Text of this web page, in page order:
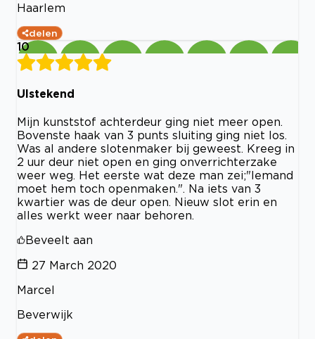
Haarlem
delen
10
UIstekend
Mijn kunststof achterdeur ging niet meer open.
Bovenste haak van 3 punts sluiting ging niet los.
Was al andere slotenmaker bij geweest. Kreeg in
2 uur deur niet open en ging onverrichterzake
weer weg. Het eerste wat deze man zei;"Iemand
moet hem toch openmaken.". Na iets van 3
kwartier was de deur open. Nieuw slot erin en
alles werkt weer naar behoren.
Beveelt aan
27 March 2020
Marcel
Beverwijk